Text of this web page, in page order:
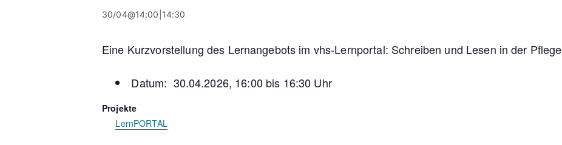
30/04@14:00 14:30
Eine Kurzvorstellung des Lernangebots im vhs-Lernportal: Schreiben und Lesen in der Pflege
Datum: 30.04.2026, 16:00 bis 16:30 Uhr
Projekte
LernPORTAL